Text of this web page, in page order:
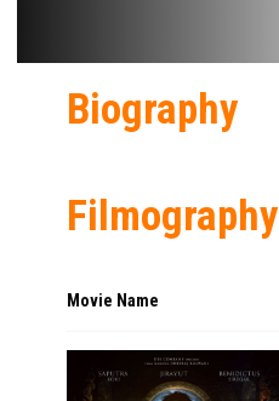
Biography
Filmography
Movie Name